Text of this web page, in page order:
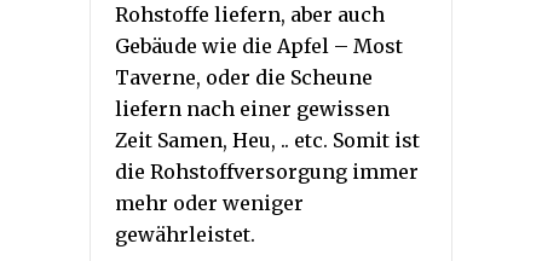
Rohstoffe liefern, aber auch
Gebäude wie die Apfel – Most
Taverne, oder die Scheune
liefern nach einer gewissen
Zeit Samen, Heu, .. etc. Somit ist
die Rohstoffversorgung immer
mehr oder weniger
gewährleistet.